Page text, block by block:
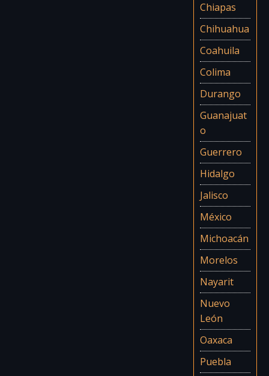
Chiapas
Chihuahua
Coahuila
Colima
Durango
Guanajuat
o
Guerrero
Hidalgo
Jalisco
México
Michoacán
Morelos
Nayarit
Nuevo
León
Oaxaca
Puebla